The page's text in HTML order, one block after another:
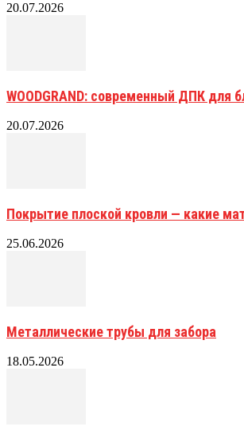
20.07.2026
WOODGRAND: современный ДПК для
20.07.2026
Покрытие плоской кровли — какие
25.06.2026
Металлические трубы для забора
18.05.2026